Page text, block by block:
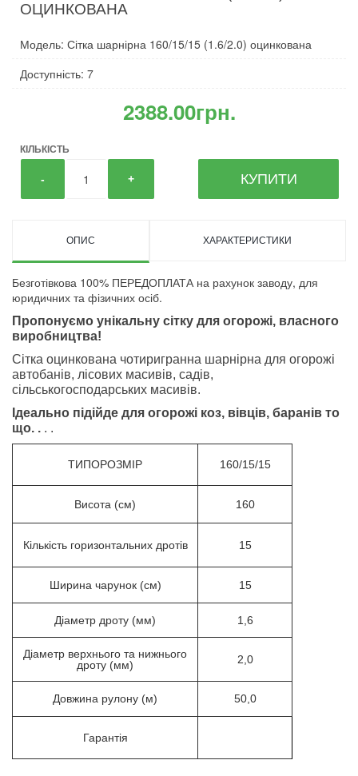
ОЦИНКОВАНА
Модель: Сітка шарнірна 160/15/15 (1.6/2.0) оцинкована
Доступність: 7
2388.00грн.
КІЛЬКІСТЬ
- + КУПИТИ
ОПИС ХАРАКТЕРИСТИКИ
Безготівкова 100% ПЕРЕДОПЛАТА на рахунок заводу, для
юридичних та фізичних осіб.
Пропонуємо унікальну сітку для огорожі, власного
виробництва!
Сітка оцинкована чотиригранна шарнірна для огорожі
автобанів, лісових масивів, садів,
сільськогосподарських масивів.
Ідеально підійде для огорожі коз, вівців, баранів то
що. . . .
ТИПОРОЗМІР 160/15/15
Висота (см) 160
Кількість горизонтальних дротів 15
Ширина чарунок (см) 15
Діаметр дроту (мм) 1,6
Діаметр верхнього та нижнього
дроту (мм)
2,0
Довжина рулону (м) 50,0
Гарантія